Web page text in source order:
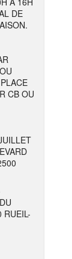
DE
CB OU
RUEIL-